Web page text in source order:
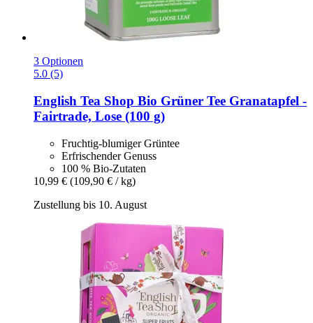
3 Optionen
5.0 (5)
English Tea Shop Bio Grüner Tee Granatapfel -​
Fairtrade, Lose (100 g)
Fruchtig-blumiger Grüntee
Erfrischender Genuss
100 % Bio-Zutaten
10,99 € (109,90 € / kg)
Zustellung bis 10. August